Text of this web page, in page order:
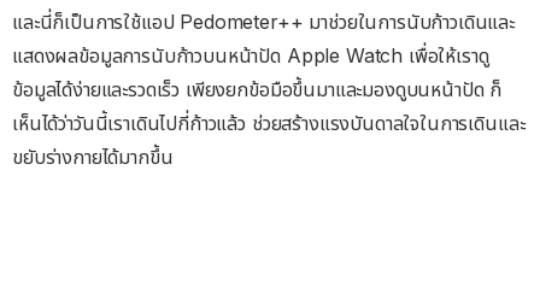
และนี่ก็เป็นการใช้แอป Pedometer++ มาช่วยในการนับก้าวเดินและ
แสดงผลข้อมูลการนับก้าวบนหน้าปัด Apple Watch เพื่อให้เราดู
ข้อมูลได้ง่ายและรวดเร็ว เพียงยกข้อมือขึ้นมาและมองดูบนหน้าปัด ก็
เห็นได้ว่าวันนี้เราเดินไปกี่ก้าวแล้ว ช่วยสร้างแรงบันดาลใจในการเดินและ
ขยับร่างกายได้มากขึ้น